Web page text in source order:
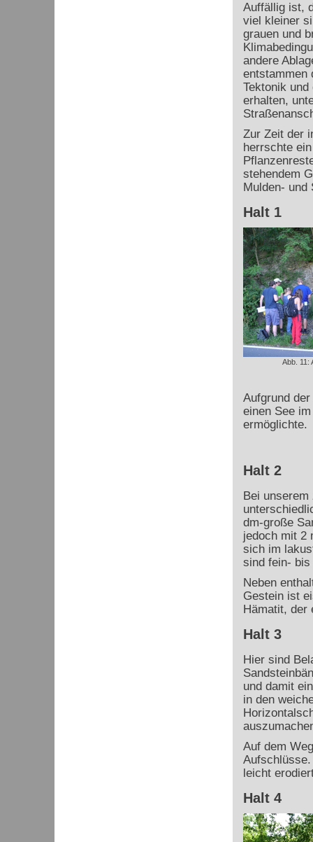
Auffällig ist,
viel kleiner
grauen und
andere
entstammen
Tektonik
erhalten,
Zur Zeit der
herrschte
stehendem
Mulden- und
Halt 1
Abb. 11:
Aufgrund
einen See
ermöglichte.
Halt 2
Bei
dm-große
jedoch mit 2
sich im
sind fein-
Neben
Gestein ist
Hämatit, der
Halt 3
Hier sind
und damit
in den
Auf dem
leicht
Halt 4